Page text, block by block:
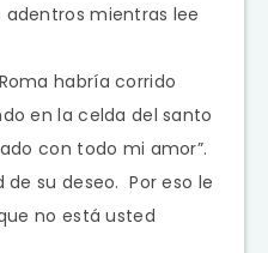
mientras lee
habría corrido
en la celda del santo
con todo mi amor”.
su deseo. Por eso le
no está usted